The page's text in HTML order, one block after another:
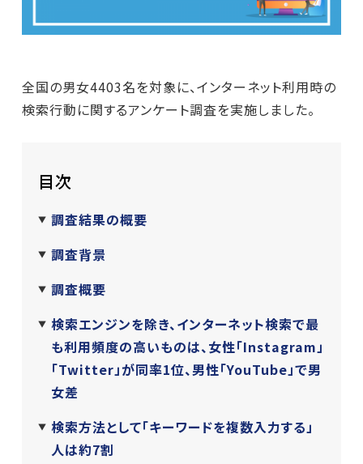
全国の男女4403名を対象に、インターネット利用時の
検索行動に関するアンケート調査を実施しました。
目次
調査結果の概要
調査背景
調査概要
検索エンジンを除き、インターネット検索で最
も利用頻度の高いものは、女性「Instagram」
「Twitter」が同率1位、男性「YouTube」で男
女差
検索方法として「キーワードを複数入力する」
人は約7割